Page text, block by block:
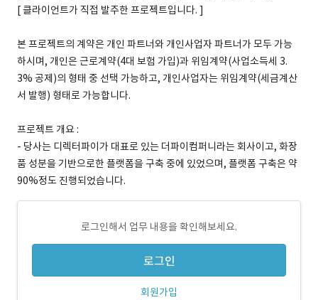
[ 클라이언트가 직접 발주한 프로젝트입니다. ]
본 프로젝트의 계약은 개인 파트너와 개인사업자 파트너가 모두 가능
하시며, 개인은 근로계약(4대 보험 가입)과 위임계약(사업소득세 3.
3% 공제)의 형태 중 선택 가능하고, 개인사업자는 위임계약(세금계산
서 발행) 형태로 가능합니다.
프로젝트 개요 : ​
- 당사는 디렉터파이가 대표로 있는 더파이컴퍼니라는 회사이고, 화장
품 성분을 기반으로한 플랫폼을 구축 중에 있었으며, 플랫폼 구축은 약
90%정도 진행되었습니다.
로그인해서 업무 내용을 확인해보세요.
로그인
회원가입